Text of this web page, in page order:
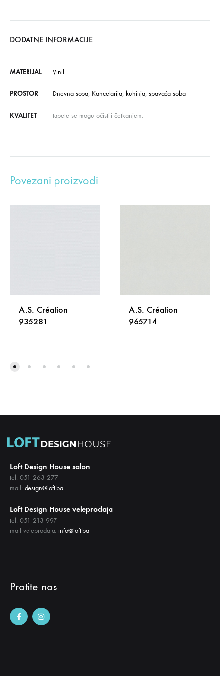
DODATNE INFORMACIJE
MATERIJAL Vinil
PROSTOR Dnevna soba, Kancelarija, kuhinja, spavaća soba
KVALITET tapete se mogu očistiti četkanjem.
Povezani proizvodi
A.S. Création
935281
A.S. Création
965714
Loft Design House salon
tel: 051 263 277
mail: design@loft.ba
Loft Design House veleprodaja
tel: 051 213 997
mail veleprodaja: info@loft.ba
Pratite nas